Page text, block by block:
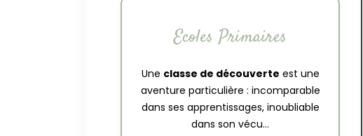
Ecoles Primaires
Une classe de découverte est une
aventure particulière : incomparable
dans ses apprentissages, inoubliable
dans son vécu…